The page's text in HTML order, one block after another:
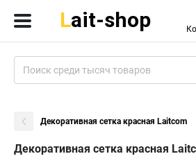
Декоративная сетка красная Laitcom
Декоративная сетка красная